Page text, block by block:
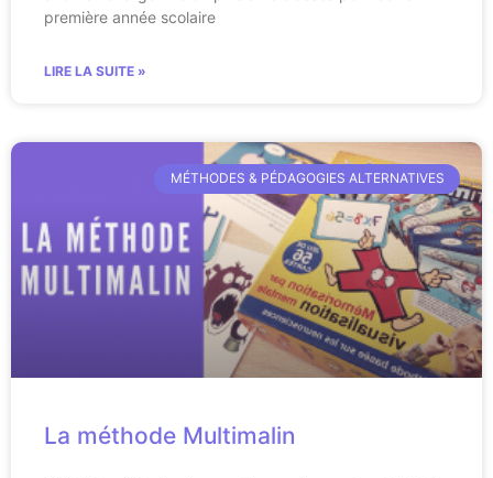
première année scolaire
LIRE LA SUITE »
MÉTHODES & PÉDAGOGIES ALTERNATIVES
La méthode Multimalin